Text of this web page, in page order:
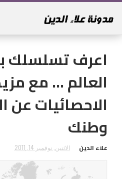
اعرف تسلسلك
العالم ... مع
الاحصائيات عن
وطنك
علاء الدين الاثنين, نوفمبر 14, 2011